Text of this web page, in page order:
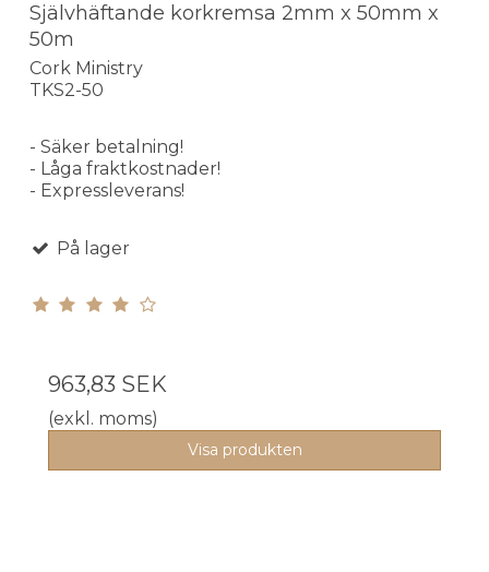
Självhäftande korkremsa 2mm x 50mm x
50m
Cork Ministry
TKS2-50
- Säker betalning!
- Låga fraktkostnader!
- Expressleverans!
På lager
963,83 SEK
(exkl. moms)
Visa produkten